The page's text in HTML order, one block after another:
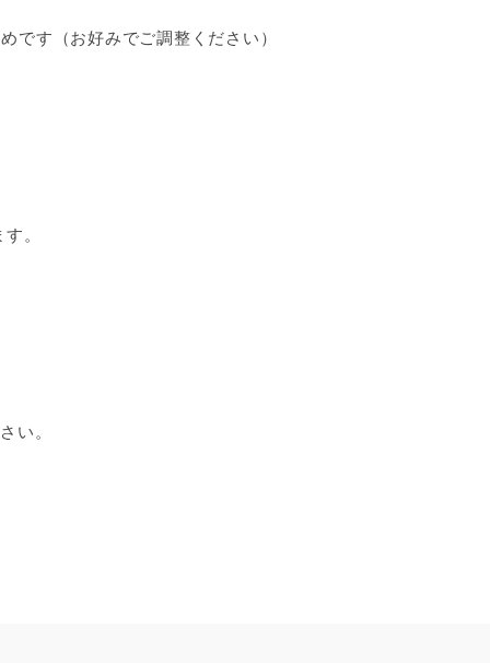
す（お好みでご調整ください）
。
い。